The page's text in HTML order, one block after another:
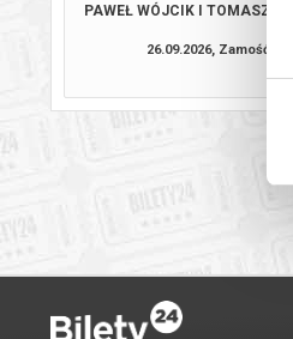
PAWEŁ WÓJCIK I TOMASZ
26.09.2026, Zamość